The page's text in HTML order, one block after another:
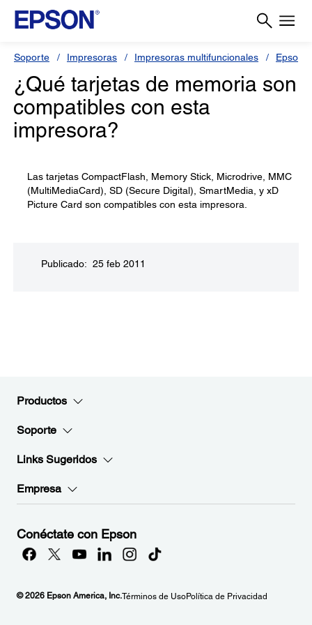
Soporte Impresoras Impresoras multifuncionales Epson
¿Qué tarjetas de memoria son
compatibles con esta
impresora?
Las tarjetas CompactFlash, Memory Stick, Microdrive, MMC
(MultiMediaCard), SD (Secure Digital), SmartMedia, y xD
Picture Card son compatibles con esta impresora.
Publicado: 25 feb 2011
Productos
Soporte
Links Sugeridos
Empresa
Conéctate con Epson
© 2026 Epson America, Inc.Términos de UsoPolítica de Privacidad